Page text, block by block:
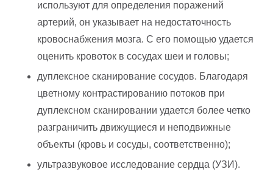
используют для определения поражений
артерий, он указывает на недостаточность
кровоснабжения мозга. С его помощью удается
оценить кровоток в сосудах шеи и головы;
дуплексное сканирование сосудов. Благодаря
цветному контрастированию потоков при
дуплексном сканировании удается более четко
разграничить движущиеся и неподвижные
объекты (кровь и сосуды, соответственно);
ультразвуковое исследование сердца (УЗИ).